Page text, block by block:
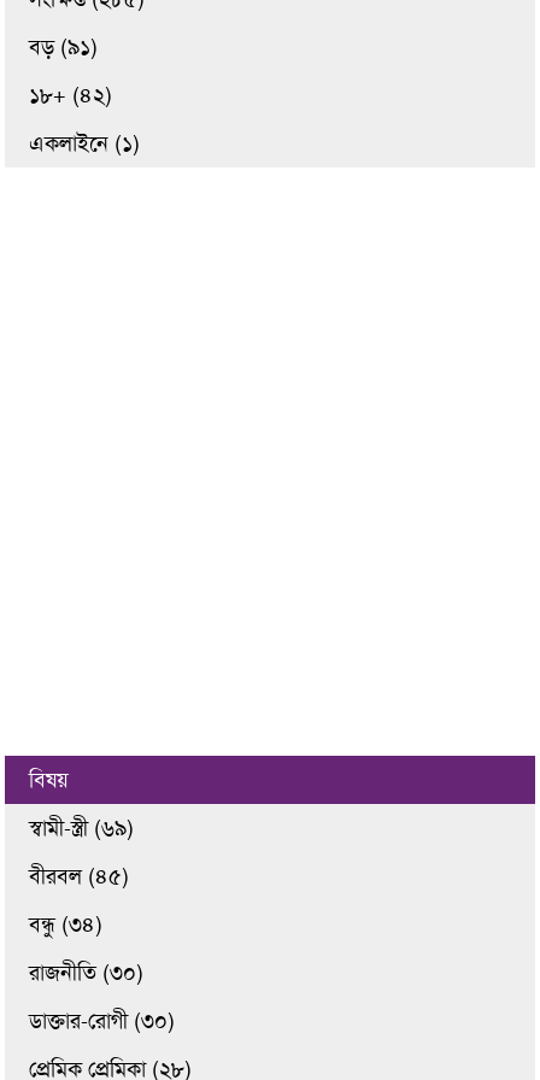
বড় (৯১)
১৮+ (৪২)
একলাইনে (১)
বিষয়
স্বামী-স্ত্রী (৬৯)
বীরবল (৪৫)
বন্ধু (৩৪)
রাজনীতি (৩০)
ডাক্তার-রোগী (৩০)
প্রেমিক প্রেমিকা (২৮)